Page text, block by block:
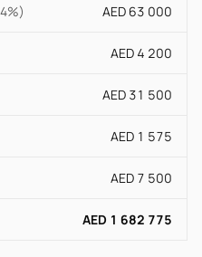
AED 63 000
AED 4 200
AED 31 500
AED 1 575
AED 7 500
AED 1 682 775